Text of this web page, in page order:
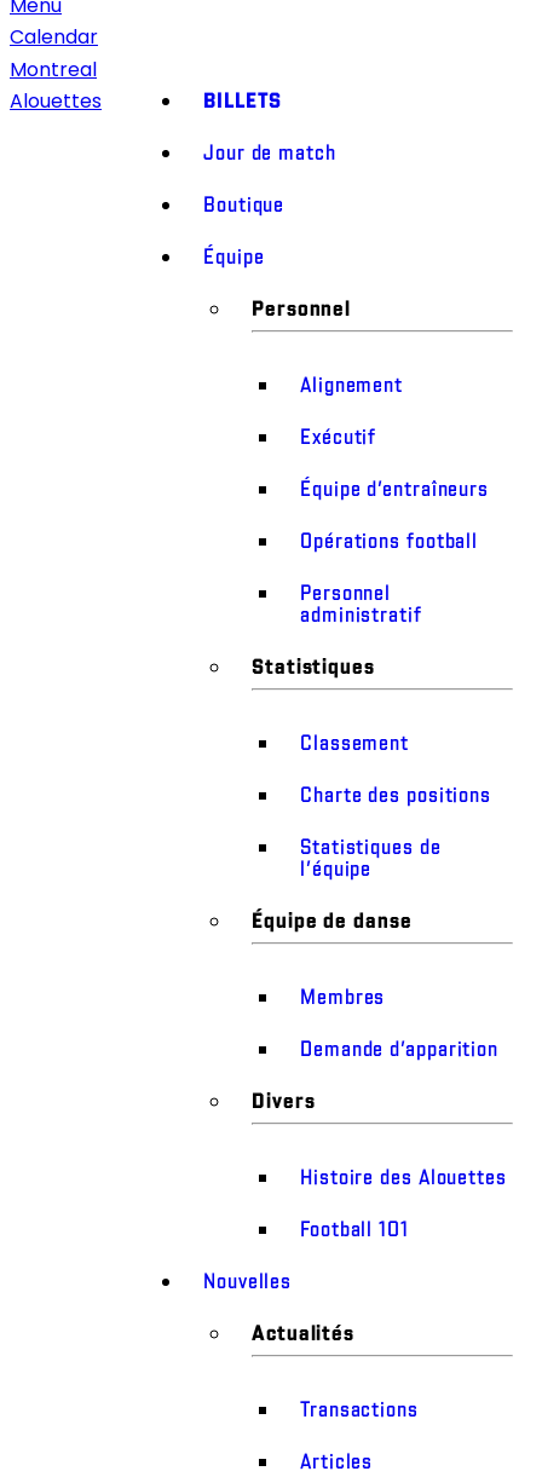
Menu
Calendar
Montreal
Alouettes
BILLETS
Jour de match
Boutique
Équipe
Personnel
Alignement
Exécutif
Équipe d’entraîneurs
Opérations football
Personnel
administratif
Statistiques
Classement
Charte des positions
Statistiques de
l’équipe
Équipe de danse
Membres
Demande d’apparition
Divers
Histoire des Alouettes
Football 101
Nouvelles
Actualités
Transactions
Articles